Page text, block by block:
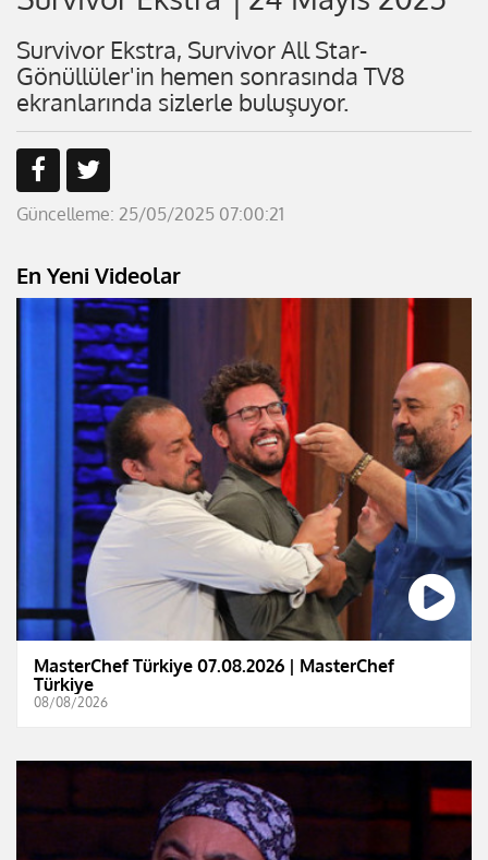
Survivor Ekstra, Survivor All Star-
Gönüllüler'in hemen sonrasında TV8
ekranlarında sizlerle buluşuyor.
Güncelleme: 25/05/2025 07:00:21
En Yeni Videolar
MasterChef Türkiye 07.08.2026 | MasterChef
Türkiye
08/08/2026